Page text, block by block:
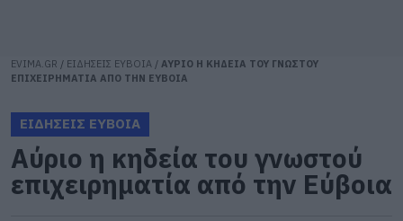
EVIMA.GR / ΕΙΔΗΣΕΙΣ ΕΥΒΟΙΑ / ΑΥΡΙΟ Η ΚΗΔΕΙΑ ΤΟΥ ΓΝΩΣΤΟΥ
ΕΠΙΧΕΙΡΗΜΑΤΙΑ ΑΠΟ ΤΗΝ ΕΥΒΟΙΑ
ΕΙΔΗΣΕΙΣ ΕΥΒΟΙΑ
Αύριο η κηδεία του γνωστού
επιχειρηματία από την Εύβοια